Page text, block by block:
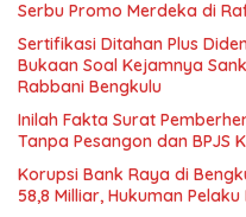
Serbu Promo Merdeka di
Sertifikasi Ditahan Plus
Bukaan Soal Kejamnya
Rabbani Bengkulu
Inilah Fakta Surat
Tanpa Pesangon dan BPJS
Korupsi Bank Raya di
58,8 Milliar, Hukuman